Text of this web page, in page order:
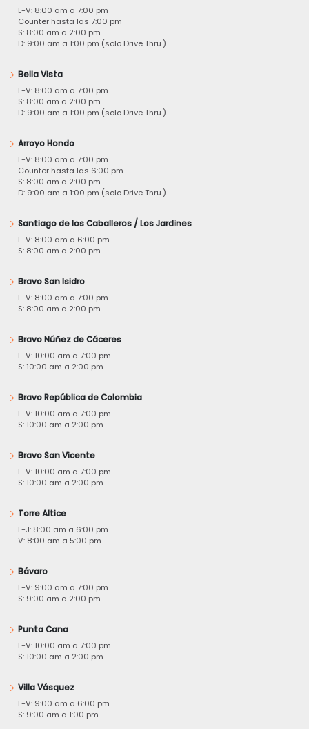
L-V: 8:00 am a 7:00 pm
Counter hasta las 7:00 pm
S: 8:00 am a 2:00 pm
D: 9:00 am a 1:00 pm (solo Drive Thru.)
Bella Vista
L-V: 8:00 am a 7:00 pm
S: 8:00 am a 2:00 pm
D: 9:00 am a 1:00 pm (solo Drive Thru.)
Arroyo Hondo
L-V: 8:00 am a 7:00 pm
Counter hasta las 6:00 pm
S: 8:00 am a 2:00 pm
D: 9:00 am a 1:00 pm (solo Drive Thru.)
Santiago de los Caballeros / Los Jardines
L-V: 8:00 am a 6:00 pm
S: 8:00 am a 2:00 pm
Bravo San Isidro
L-V: 8:00 am a 7:00 pm
S: 8:00 am a 2:00 pm
Bravo Núñez de Cáceres
L-V: 10:00 am a 7:00 pm
S: 10:00 am a 2:00 pm
Bravo República de Colombia
L-V: 10:00 am a 7:00 pm
S: 10:00 am a 2:00 pm
Bravo San Vicente
L-V: 10:00 am a 7:00 pm
S: 10:00 am a 2:00 pm
Torre Altice
L-J: 8:00 am a 6:00 pm
V: 8:00 am a 5:00 pm
Bávaro
L-V: 9:00 am a 7:00 pm
S: 9:00 am a 2:00 pm
Punta Cana
L-V: 10:00 am a 7:00 pm
S: 10:00 am a 2:00 pm
Villa Vásquez
L-V: 9:00 am a 6:00 pm
S: 9:00 am a 1:00 pm